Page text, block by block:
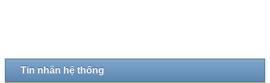
Tin nhắn hệ thống